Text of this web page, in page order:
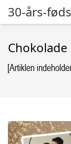
30-års-